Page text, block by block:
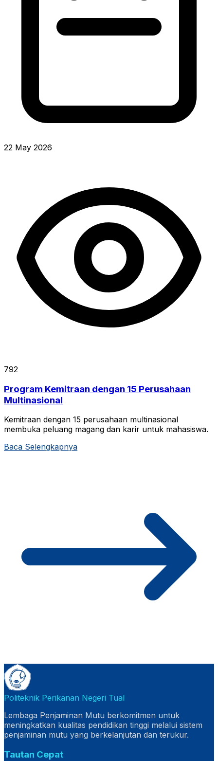
22 May 2026
792
Program Kemitraan dengan 15 Perusahaan
Multinasional
Kemitraan dengan 15 perusahaan multinasional
membuka peluang magang dan karir untuk mahasiswa.
Baca Selengkapnya
Politeknik Perikanan Negeri Tual
Lembaga Penjaminan Mutu berkomitmen untuk
meningkatkan kualitas pendidikan tinggi melalui sistem
penjaminan mutu yang berkelanjutan dan terukur.
Tautan Cepat